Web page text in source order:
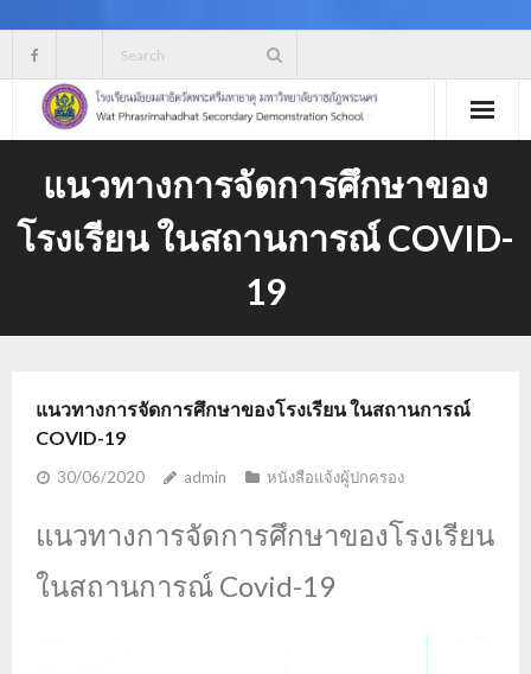
content
แนวทางการจัดการศึกษาของ
โรงเรียน ในสถานการณ์ COVID-
19
แนวทางการจัดการศึกษาของโรงเรียน ในสถานการณ์
COVID-19
30/06/2020 admin หนังสือแจ้งผู้ปกครอง
แนวทางการจัดการศึกษาของโรงเรียน
ในสถานการณ์ Covid-19